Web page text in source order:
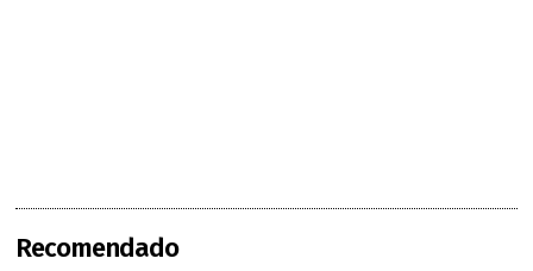
Recomendado